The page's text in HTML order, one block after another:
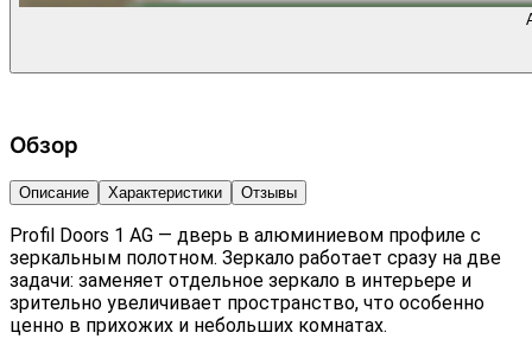
Обзор
Описание Характеристики Отзывы
Profil Doors 1 AG — дверь в алюминиевом профиле с
зеркальным полотном. Зеркало работает сразу на две
задачи: заменяет отдельное зеркало в интерьере и
зрительно увеличивает пространство, что особенно
ценно в прихожих и небольших комнатах.